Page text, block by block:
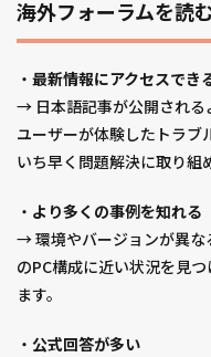
海外フォーラムを読
・ 最新情報にアクセスでき
→ 日本語記事が公開される
ユーザーが体験したトラブ
いち早く問題解決に取り組
・ より多くの事例を知れる
→ 環境やバージョンが異な
のPC構成に近い状況を見
ます。
・ 公式回答が多い